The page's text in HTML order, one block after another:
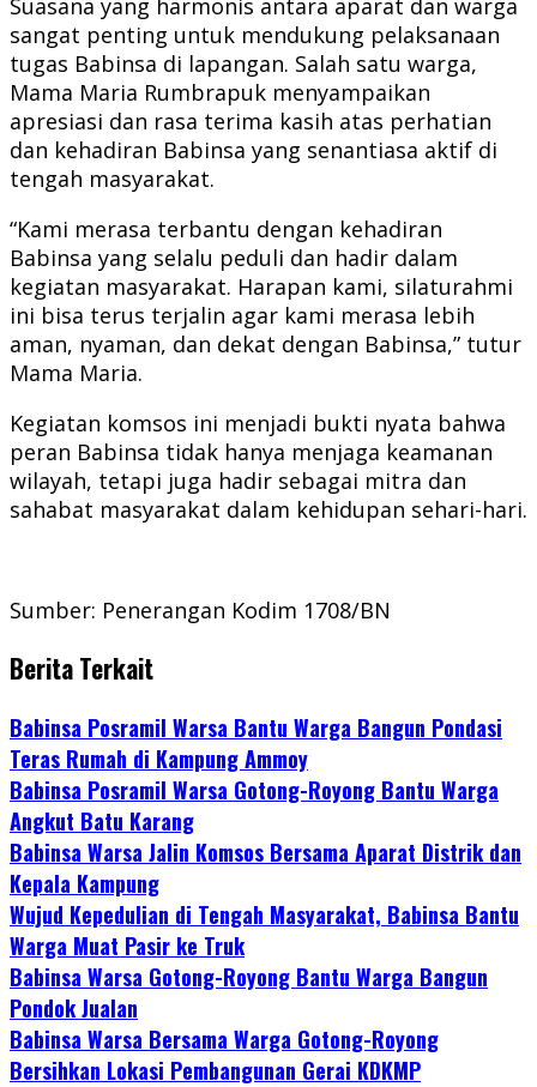
Suasana yang harmonis antara aparat dan warga
sangat penting untuk mendukung pelaksanaan
tugas Babinsa di lapangan. Salah satu warga,
Mama Maria Rumbrapuk menyampaikan
apresiasi dan rasa terima kasih atas perhatian
dan kehadiran Babinsa yang senantiasa aktif di
tengah masyarakat.
“Kami merasa terbantu dengan kehadiran
Babinsa yang selalu peduli dan hadir dalam
kegiatan masyarakat. Harapan kami, silaturahmi
ini bisa terus terjalin agar kami merasa lebih
aman, nyaman, dan dekat dengan Babinsa,” tutur
Mama Maria.
Kegiatan komsos ini menjadi bukti nyata bahwa
peran Babinsa tidak hanya menjaga keamanan
wilayah, tetapi juga hadir sebagai mitra dan
sahabat masyarakat dalam kehidupan sehari-hari.
Sumber: Penerangan Kodim 1708/BN
Berita Terkait
Babinsa Posramil Warsa Bantu Warga Bangun Pondasi
Teras Rumah di Kampung Ammoy
Babinsa Posramil Warsa Gotong-Royong Bantu Warga
Angkut Batu Karang
Babinsa Warsa Jalin Komsos Bersama Aparat Distrik dan
Kepala Kampung
Wujud Kepedulian di Tengah Masyarakat, Babinsa Bantu
Warga Muat Pasir ke Truk
Babinsa Warsa Gotong-Royong Bantu Warga Bangun
Pondok Jualan
Babinsa Warsa Bersama Warga Gotong-Royong
Bersihkan Lokasi Pembangunan Gerai KDKMP